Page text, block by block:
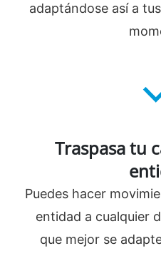
adaptándose así a
Traspasa tu
Puedes hacer
entidad a cualquier
que mejor se